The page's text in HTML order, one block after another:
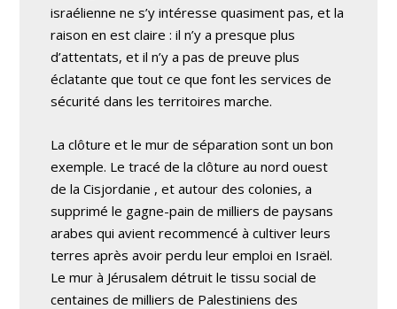
israélienne ne s’y intéresse quasiment pas, et la
raison en est claire : il n’y a presque plus
d’attentats, et il n’y a pas de preuve plus
éclatante que tout ce que font les services de
sécurité dans les territoires marche.
La clôture et le mur de séparation sont un bon
exemple. Le tracé de la clôture au nord ouest
de la Cisjordanie , et autour des colonies, a
supprimé le gagne-pain de milliers de paysans
arabes qui avient recommencé à cultiver leurs
terres après avoir perdu leur emploi en Israël.
Le mur à Jérusalem détruit le tissu social de
centaines de milliers de Palestiniens des